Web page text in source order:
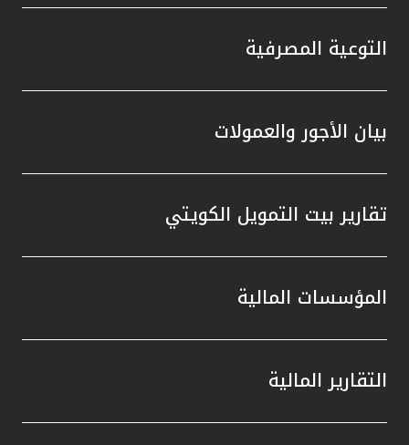
التوعية المصرفية
بيان الأجور والعمولات
تقارير بيت التمويل الكويتي
المؤسسات المالية
التقارير المالية